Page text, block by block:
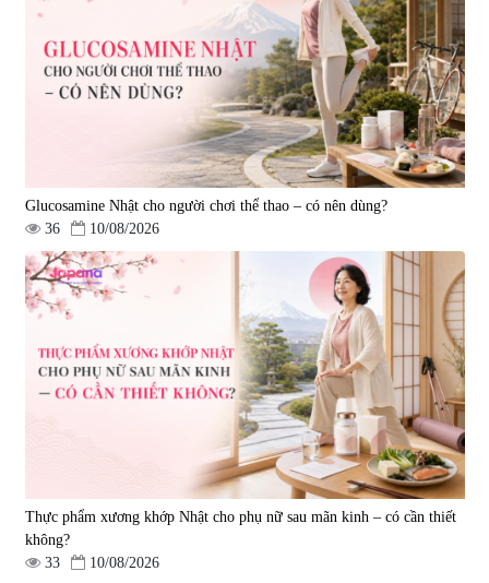
690.000 đ
|14.560
1.600.000 đ
Viên uống hỗ trợ giấc ngủ Fujina
Sleepy Nhật Bản 80 viên
Viên uống phòng ngừa & hỗ trợ
điều trị đột quỵ Biken Kinase
Gold 60 viên
|0
1.570.000 đ
Glucosamine Nhật cho người chơi thể thao – có nên dùng?
36
10/08/2026
Thực phẩm xương khớp Nhật cho phụ nữ sau mãn kinh – có cần thiết
không?
33
10/08/2026